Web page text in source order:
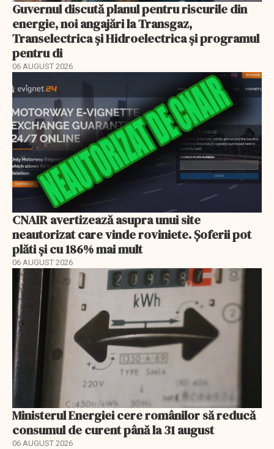
Guvernul discută planul pentru riscurile din
energie, noi angajări la Transgaz,
Transelectrica și Hidroelectrica și programul
pentru di
06 AUGUST 2026
CNAIR avertizează asupra unui site
neautorizat care vinde roviniete. Șoferii pot
plăti și cu 186% mai mult
06 AUGUST 2026
Ministerul Energiei cere românilor să reducă
consumul de curent până la 31 august
06 AUGUST 2026